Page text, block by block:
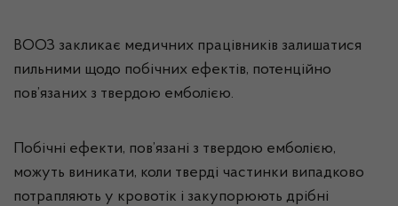
ВООЗ закликає медичних працівників залишатися
пильними щодо побічних ефектів, потенційно
пов’язаних з твердою емболією.
Побічні ефекти, пов’язані з твердою емболією,
можуть виникати, коли тверді частинки випадково
потрапляють у кровотік і закупорюють дрібні